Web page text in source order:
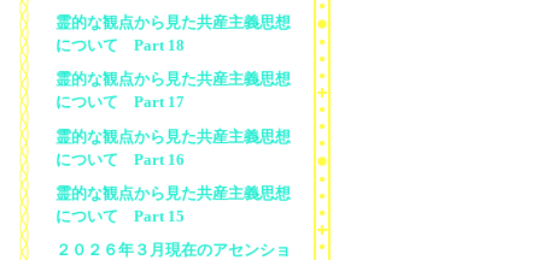
霊的な観点から見た共産主義思想
について Part 18
霊的な観点から見た共産主義思想
について Part 17
霊的な観点から見た共産主義思想
について Part 16
霊的な観点から見た共産主義思想
について Part 15
２０２６年３月現在のアセンショ